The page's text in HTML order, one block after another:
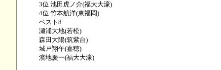
3位 池田虎ノ介(福大大濠)
4位 竹本航洋(東福岡)
ベスト8
瀬浦大地(若松)
森田大陽(筑紫台)
城戸翔午(嘉穂)
濱地慶一(福大大濠)